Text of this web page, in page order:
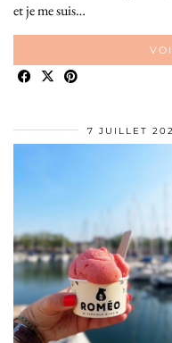
et je me suis…
7 JUILLET